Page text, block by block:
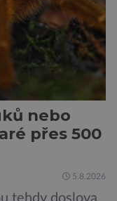
nebo
přes 500
5.8.2026